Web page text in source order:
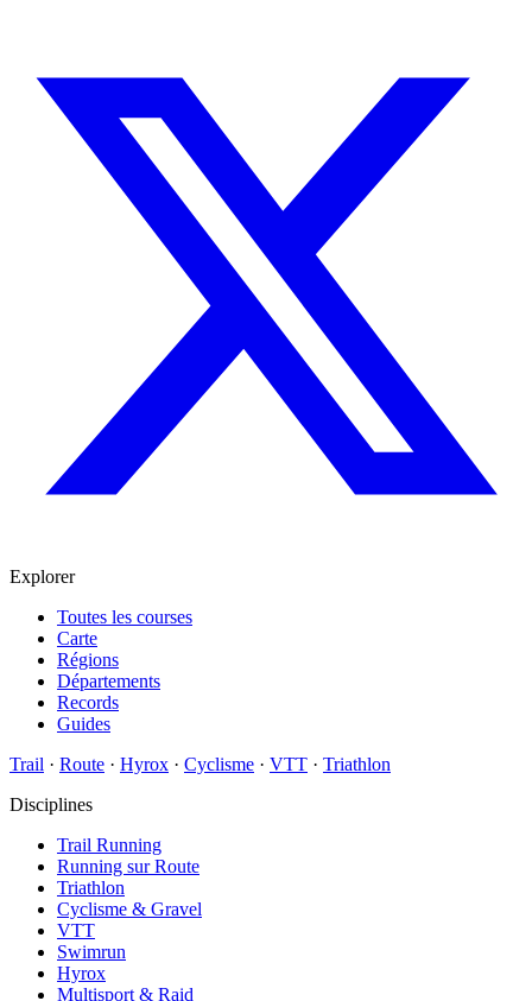
Explorer
Toutes les courses
Carte
Régions
Départements
Records
Guides
Trail · Route · Hyrox · Cyclisme · VTT · Triathlon
Disciplines
Trail Running
Running sur Route
Triathlon
Cyclisme & Gravel
VTT
Swimrun
Hyrox
Multisport & Raid